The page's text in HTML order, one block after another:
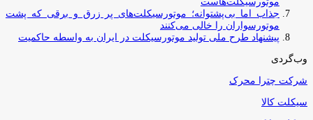
جذاب اما بی‌پشتوانه؛ موتورسیکلت‌های پر زرق‌ و برقی که پشت
موتورسواران را خالی می‌کنند
پیشنهاد طرح ملی تولید موتورسیکلت در ایران به واسطه حاکمیت
وب‌گردی
شرکت چترا محرک
سیکلت کالا